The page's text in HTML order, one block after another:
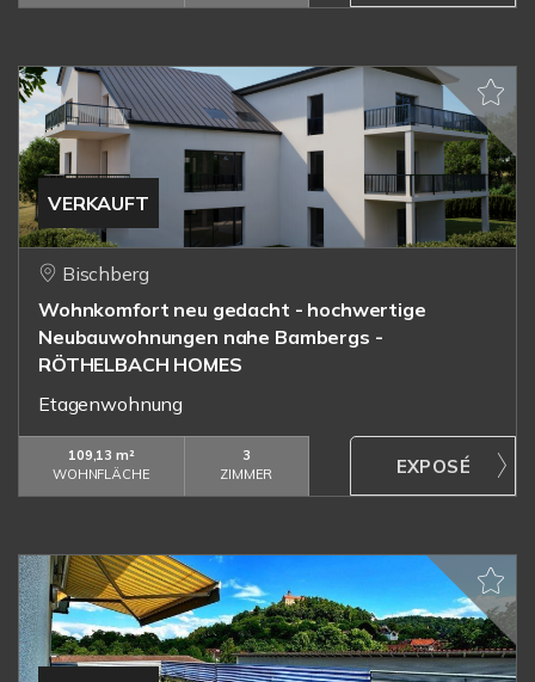
VERKAUFT
Bischberg
Wohnkomfort neu gedacht - hochwertige
Neubauwohnungen nahe Bambergs -
RÖTHELBACH HOMES
Etagenwohnung
109,13 m²
WOHNFLÄCHE
3
ZIMMER